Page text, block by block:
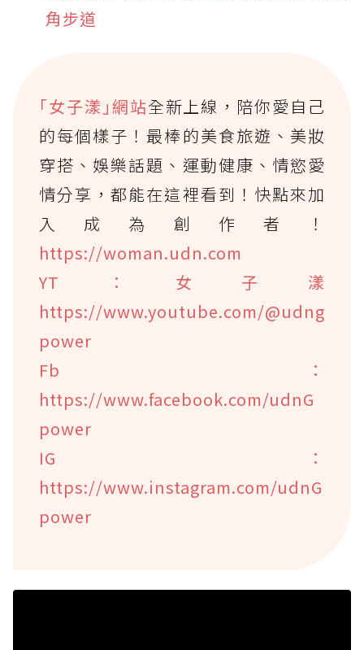
角步道
｢女子漾｣網站全新上線，陪你愛自己
的每個樣子！最棒的美食旅遊、美妝
穿搭、娛樂話題、運動健康、情慾愛
情分享，都能在這裡看到！快點來加
入成為創作者！
https://woman.udn.com
YT：女子漾
https://www.youtube.com/@udng
power
Fb：
https://www.facebook.com/udnG
power
IG：
https://www.instagram.com/udnG
power